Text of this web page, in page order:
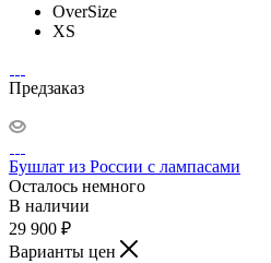
OverSize
XS
Предзаказ
Бушлат из России с лампасами
Осталось немного
В наличии
29 900 ₽
Варианты цен